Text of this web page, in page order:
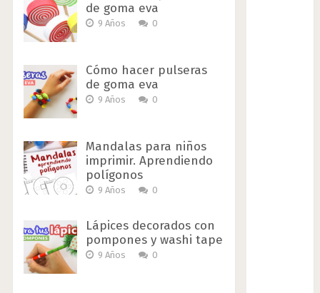
de goma eva
9 Años 0
Cómo hacer pulseras
de goma eva
9 Años 0
Mandalas para niños
imprimir. Aprendiendo
polígonos
9 Años 0
Lápices decorados con
pompones y washi tape
9 Años 0